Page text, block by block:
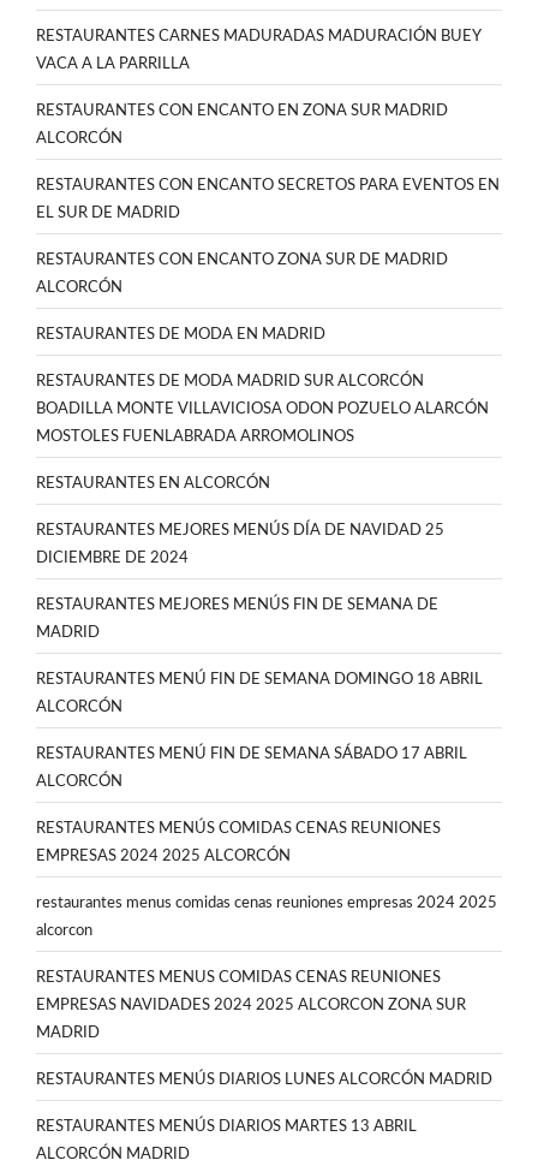
RESTAURANTES CARNES MADURADAS MADURACIÓN BUEY
VACA A LA PARRILLA
RESTAURANTES CON ENCANTO EN ZONA SUR MADRID
ALCORCÓN
RESTAURANTES CON ENCANTO SECRETOS PARA EVENTOS EN
EL SUR DE MADRID
RESTAURANTES CON ENCANTO ZONA SUR DE MADRID
ALCORCÓN
RESTAURANTES DE MODA EN MADRID
RESTAURANTES DE MODA MADRID SUR ALCORCÓN
BOADILLA MONTE VILLAVICIOSA ODON POZUELO ALARCÓN
MOSTOLES FUENLABRADA ARROMOLINOS
RESTAURANTES EN ALCORCÓN
RESTAURANTES MEJORES MENÚS DÍA DE NAVIDAD 25
DICIEMBRE DE 2024
RESTAURANTES MEJORES MENÚS FIN DE SEMANA DE
MADRID
RESTAURANTES MENÚ FIN DE SEMANA DOMINGO 18 ABRIL
ALCORCÓN
RESTAURANTES MENÚ FIN DE SEMANA SÁBADO 17 ABRIL
ALCORCÓN
RESTAURANTES MENÚS COMIDAS CENAS REUNIONES
EMPRESAS 2024 2025 ALCORCÓN
restaurantes menus comidas cenas reuniones empresas 2024 2025
alcorcon
RESTAURANTES MENUS COMIDAS CENAS REUNIONES
EMPRESAS NAVIDADES 2024 2025 ALCORCON ZONA SUR
MADRID
RESTAURANTES MENÚS DIARIOS LUNES ALCORCÓN MADRID
RESTAURANTES MENÚS DIARIOS MARTES 13 ABRIL
ALCORCÓN MADRID